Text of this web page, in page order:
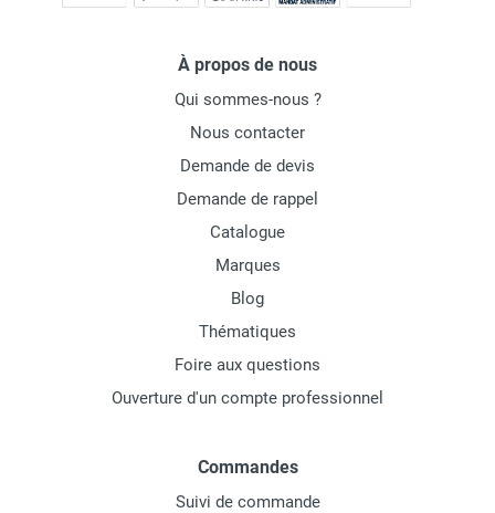
À propos de nous
Qui sommes-nous ?
Nous contacter
Demande de devis
Demande de rappel
Catalogue
Marques
Blog
Thématiques
Foire aux questions
Ouverture d'un compte professionnel
Commandes
Suivi de commande